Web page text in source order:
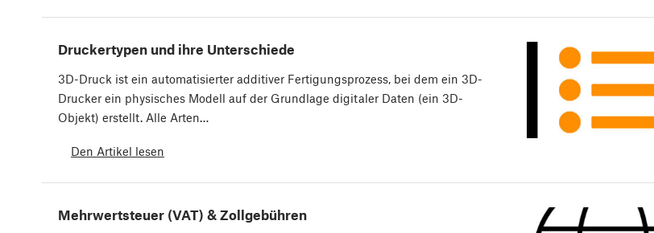
Druckertypen und ihre Unterschiede
3D-Druck ist ein automatisierter additiver Fertigungsprozess, bei dem ein 3D-
Drucker ein physisches Modell auf der Grundlage digitaler Daten (ein 3D-
Objekt) erstellt. Alle Arten…
Den Artikel lesen
Mehrwertsteuer (VAT) & Zollgebühren